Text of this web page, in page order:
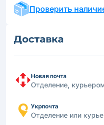
Проверить
Доставка
Новая почта
Отделение,
Укрпочта
Отделение или